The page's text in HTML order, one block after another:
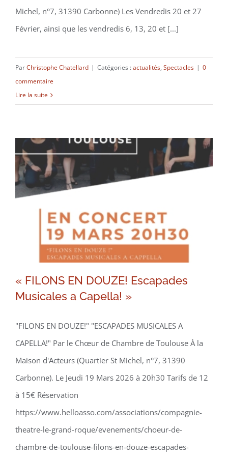
Michel, n°7, 31390 Carbonne) Les Vendredis 20 et 27
Février, ainsi que les vendredis 6, 13, 20 et [...]
ParChristophe Chatellard | Catégories :actualités, Spectacles | 0
commentaire
Lire la suite
Musicales a Capella! »
« FILONS EN DOUZE! Escapades
Musicales a Capella! »
"FILONS EN DOUZE!" "ESCAPADES MUSICALES A
CAPELLA!" Par le Chœur de Chambre de Toulouse À la
Maison d'Acteurs (Quartier St Michel, n°7, 31390
Carbonne). Le Jeudi 19 Mars 2026 à 20h30 Tarifs de 12
à 15€ Réservation
https://www.helloasso.com/associations/compagnie-
theatre-le-grand-roque/evenements/choeur-de-
chambre-de-toulouse-filons-en-douze-escapades-